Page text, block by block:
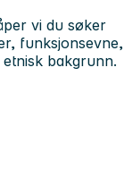
vi du søker
funksjonsevne,
bakgrunn.